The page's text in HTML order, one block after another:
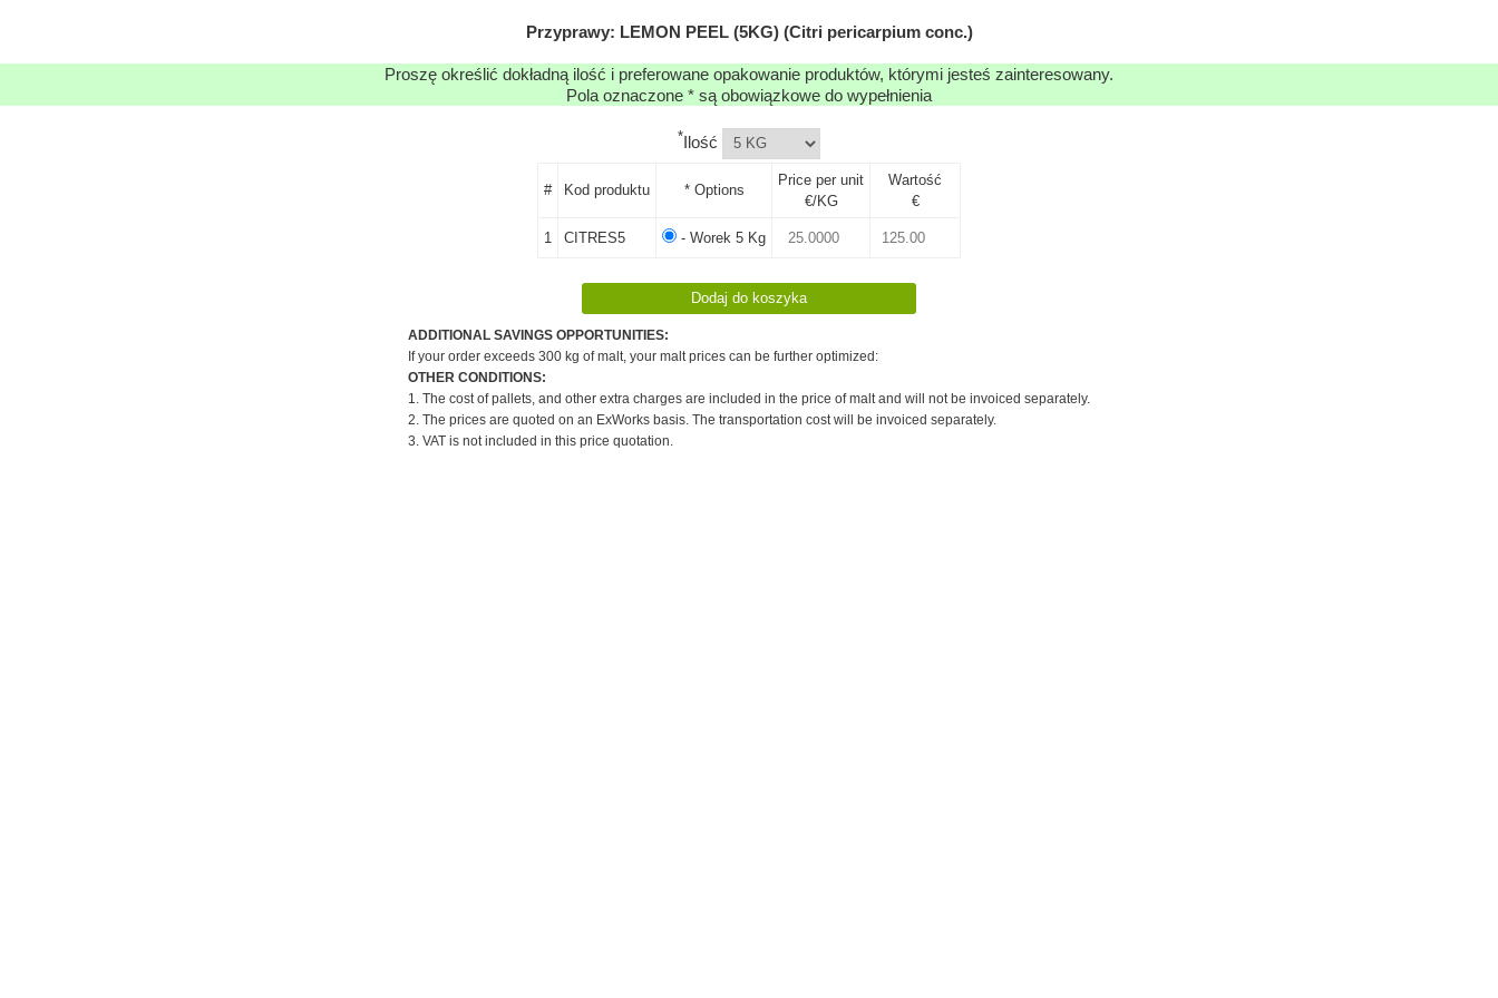
Przyprawy: LEMON PEEL (5KG) (Citri pericarpium conc.)
Proszę określić dokładną ilość i preferowane opakowanie produktów, którymi jesteś zainteresowany.
Pola oznaczone * są obowiązkowe do wypełnienia
*Ilość
# Kod produktu * Options
Price per unit
€/KG
Wartość
€
1 CITRES5 - Worek 5 Kg
ADDITIONAL SAVINGS OPPORTUNITIES:
If your order exceeds 300 kg of malt, your malt prices can be further optimized:
OTHER CONDITIONS:
1. The cost of pallets, and other extra charges are included in the price of malt and will not be invoiced separately.
2. The prices are quoted on an ExWorks basis. The transportation cost will be invoiced separately.
3. VAT is not included in this price quotation.